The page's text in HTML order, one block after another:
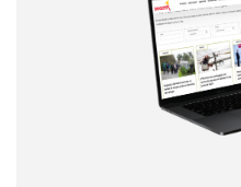
Correo electrónico
Tipo de comentario